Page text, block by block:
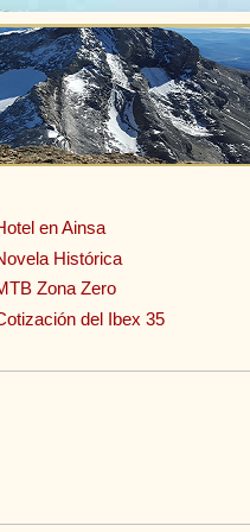
en Ainsa
Histórica
Zona Zero
del Ibex 35